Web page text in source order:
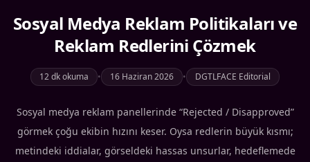
Sosyal Medya Reklam Politikaları ve
Reklam Redlerini Çözmek
12 dk okuma • 16 Haziran 2026 • DGTLFACE Editorial
Sosyal medya reklam panellerinde “Rejected / Disapproved”
görmek çoğu ekibin hızını keser. Oysa redlerin büyük kısmı;
metindeki iddialar, görseldeki hassas unsurlar, hedeflemede